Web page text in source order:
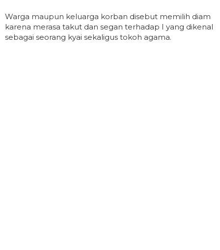
Warga maupun keluarga korban disebut memilih diam
karena merasa takut dan segan terhadap I yang dikenal
sebagai seorang kyai sekaligus tokoh agama.